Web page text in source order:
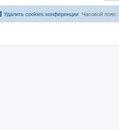
Часовой пояс:
Удалить cookies конференции